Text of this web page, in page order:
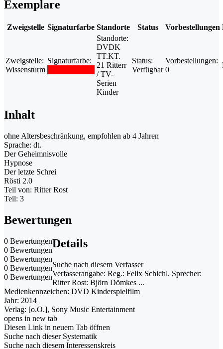
Exemplare
Zweigstelle Signaturfarbe Standorte Status Vorbestellungen
Zweigstelle:
Wissensturm
Signaturfarbe:
Standorte:
DVDK
TT.KT.
21 Ritterr
/ TV-
Serien
Kinder
Status:
Verfügbar
Vorbestellungen:
0
Inhalt
ohne Altersbeschränkung, empfohlen ab 4 Jahren
Sprache: dt.
Der Geheimnisvolle
Hypnose
Der letzte Schrei
Rösti 2.0
Teil von: Ritter Rost
Teil: 3
Bewertungen
0 Bewertungen
0 Bewertungen
0 Bewertungen
0 Bewertungen
0 Bewertungen
Details
Suche nach diesem Verfasser
Verfasserangabe: Reg.: Felix Schichl. Sprecher:
Ritter Rost: Björn Dömkes ...
Medienkennzeichen: DVD Kinderspielfilm
Jahr: 2014
Verlag: [o.O.], Sony Music Entertainment
opens in new tab
Diesen Link in neuem Tab öffnen
Suche nach dieser Systematik
Suche nach diesem Interessenskreis